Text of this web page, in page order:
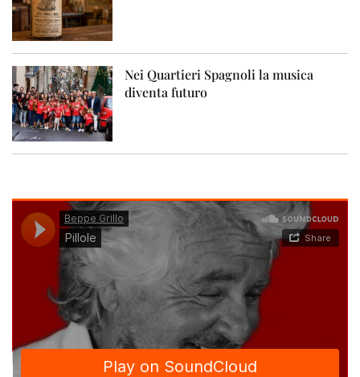
Nei Quartieri Spagnoli la musica
diventa futuro